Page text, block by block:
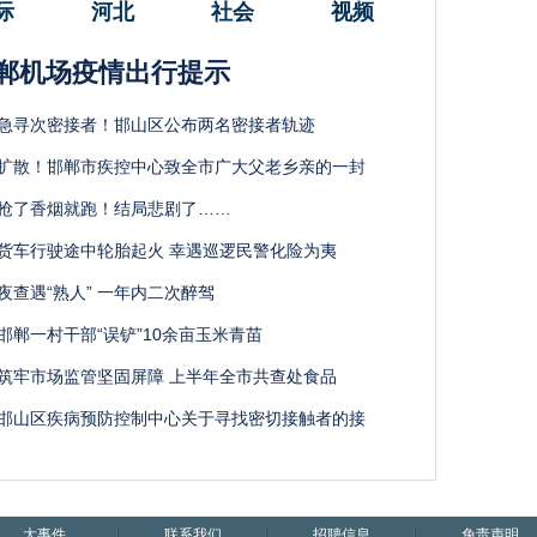
河北 社会 视频
机场疫情出行提示
寻次密接者！邯山区公布两名密接者轨迹
散！邯郸市疾控中心致全市广大父老乡亲的一封
了香烟就跑！结局悲剧了……
车行驶途中轮胎起火 幸遇巡逻民警化险为夷
查遇“熟人” 一年内二次醉驾
郸一村干部“误铲”10余亩玉米青苗
牢市场监管坚固屏障 上半年全市共查处食品
山区疾病预防控制中心关于寻找密切接触者的接